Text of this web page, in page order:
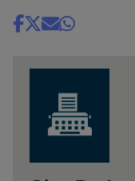
Share